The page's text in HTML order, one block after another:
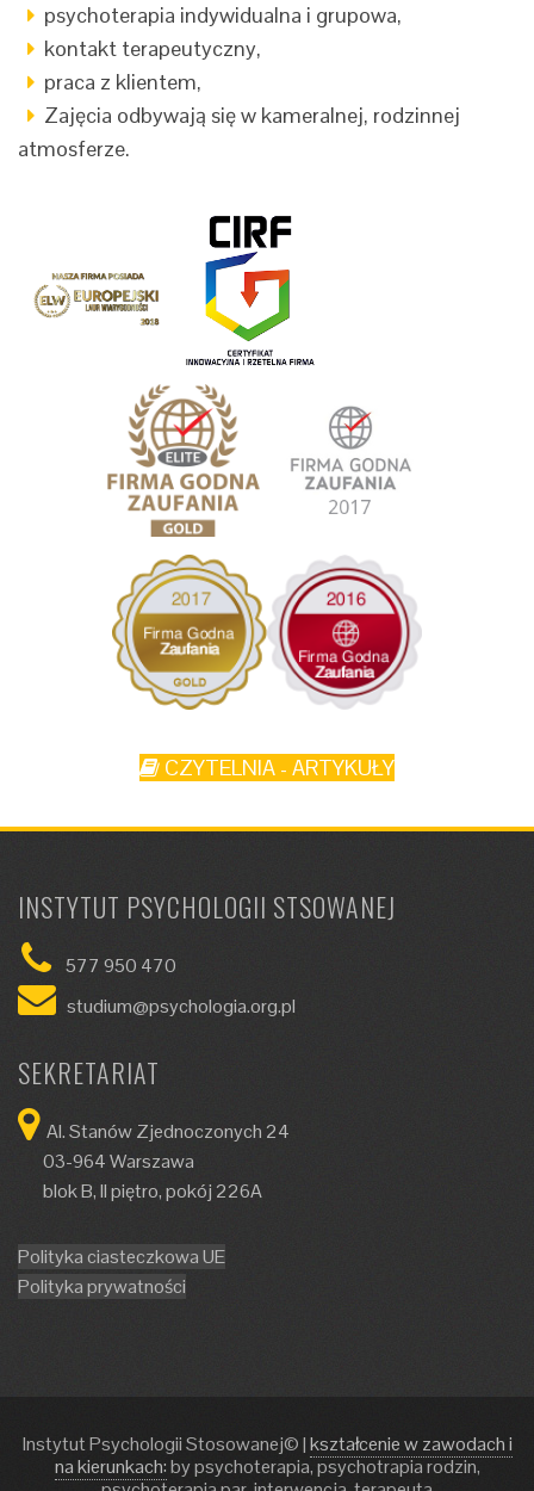
psychoterapia indywidualna i grupowa,
kontakt terapeutyczny,
praca z klientem,
Zajęcia odbywają się w kameralnej, rodzinnej
atmosferze.
CZYTELNIA - ARTYKUŁY
INSTYTUT PSYCHOLOGII STSOWANEJ
577 950 470
studium@psychologia.org.pl
SEKRETARIAT
Al. Stanów Zjednoczonych 24
03-964 Warszawa
blok B, II piętro, pokój 226A
Polityka ciasteczkowa UE
Polityka prywatności
Instytut Psychologii Stosowanej©|kształcenie w zawodach i
na kierunkach:by psychoterapia, psychotrapia rodzin,